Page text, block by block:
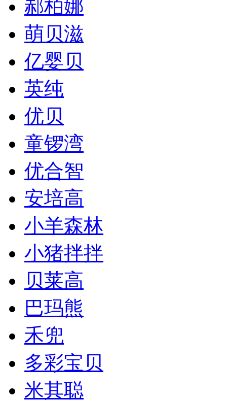
郝柏娜
萌贝滋
亿婴贝
英纯
优贝
童锣湾
优合智
安培高
小羊森林
小猪拌拌
贝莱高
巴玛熊
禾兜
多彩宝贝
米其聪